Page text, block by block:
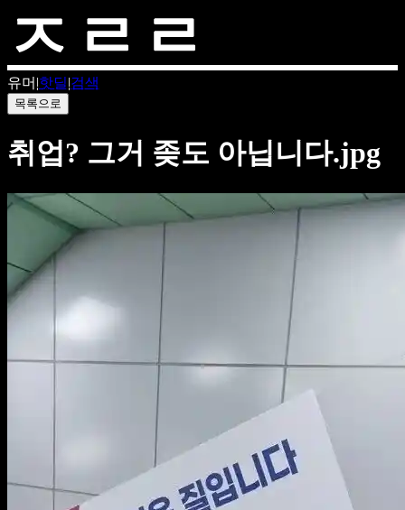
유머 |핫딜|검색
목록으로
취업? 그거 좆도 아닙니다.jpg